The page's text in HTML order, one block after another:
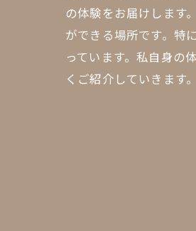
の体験をお届けします
ができる場所です。特
っています。私自身の
くご紹介していきます